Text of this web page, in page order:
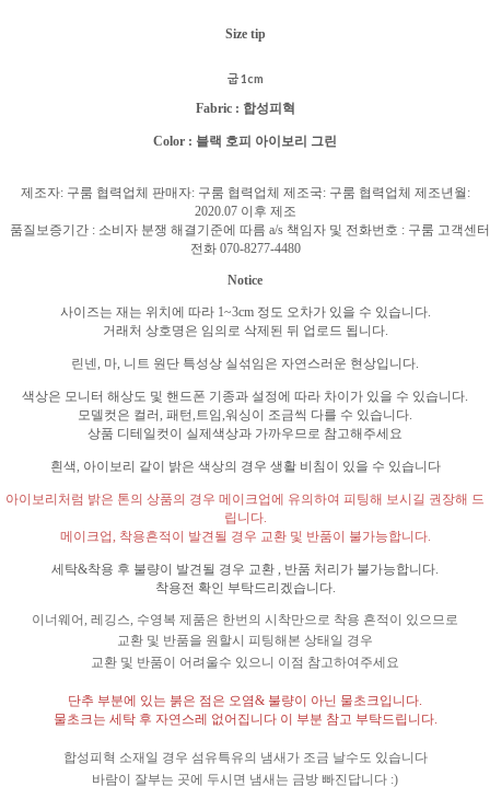
Size tip
굽 1cm
Fabric : 합성피혁
Color : 블랙 호피 아이보리 그린
제조자: 구룸 협력업체 판매자: 구룸 협력업체 제조국: 구룸 협력업체 제조년월 :
2020.07 이후 제조
품질보증기간 : 소비자 분쟁 해결기준에 따름 a/s 책임자 및 전화번호 : 구룸 고객센터
전화 070-8277-4480
Notice
사이즈는 재는 위치에 따라 1~3cm 정도 오차가 있을 수 있습니다.
거래처 상호명은 임의로 삭제된 뒤 업로드 됩니다.
린넨, 마, 니트 원단 특성상 실섞임은 자연스러운 현상입니다.
색상은 모니터 해상도 및 핸드폰 기종과 설정에 따라 차이가 있을 수 있습니다.
모델컷은 컬러, 패턴,트임,워싱이 조금씩 다를 수 있습니다.
상품 디테일컷이 실제색상과 가까우므로 참고해주세요
흰색, 아이보리 같이 밝은 색상의 경우 생활 비침이 있을 수 있습니다
아이보리처럼 밝은 톤의 상품의 경우 메이크업에 유의하여 피팅해 보시길 권장해 드
립니다.
메이크업, 착용흔적이 발견될 경우 교환 및 반품이 불가능합니다.
세탁&착용 후 불량이 발견될 경우 교환 , 반품 처리가 불가능합니다.
착용전 확인 부탁드리겠습니다.
이너웨어, 레깅스, 수영복 제품은 한번의 시착만으로 착용 흔적이 있으므로
교환 및 반품을 원할시 피팅해본 상태일 경우
교환 및 반품이 어려울수 있으니 이점 참고하여주세요
단추 부분에 있는 붉은 점은 오염& 불량이 아닌 물초크입니다.
물초크는 세탁 후 자연스레 없어집니다 이 부분 참고 부탁드립니다.
합성피혁 소재일 경우 섬유특유의 냄새가 조금 날수도 있습니다
바람이 잘부는 곳에 두시면 냄새는 금방 빠진답니다 :)